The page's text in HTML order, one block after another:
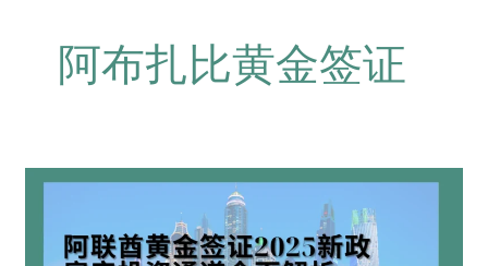
阿布扎比黄金签证